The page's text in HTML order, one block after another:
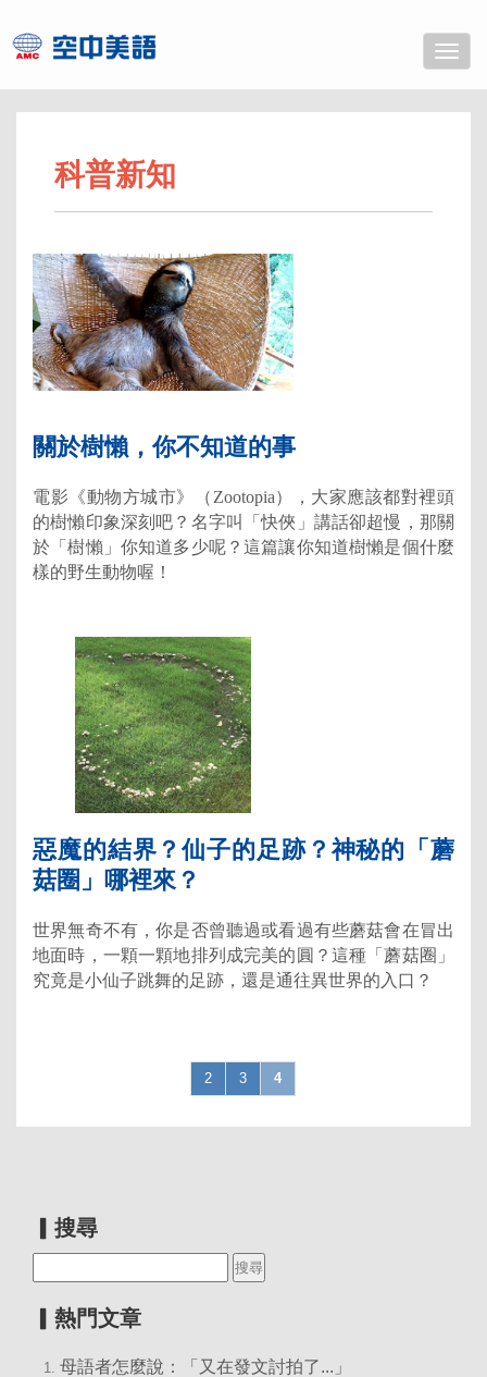
Toggle
科普新知
關於樹懶，你不知道的事
電影《動物方城市》（Zootopia），大家應該都對裡頭
的樹懶印象深刻吧？名字叫「快俠」講話卻超慢，那關
於「樹懶」你知道多少呢？這篇讓你知道樹懶是個什麼
樣的野生動物喔！
惡魔的結界？仙子的足跡？神秘的「蘑
菇圈」哪裡來？
世界無奇不有，你是否曾聽過或看過有些蘑菇會在冒出
地面時，一顆一顆地排列成完美的圓？這種「蘑菇圈」
究竟是小仙子跳舞的足跡，還是通往異世界的入口？
2 3 4
▎搜尋
▎熱門文章
1. 母語者怎麼說：「又在發文討拍了...」